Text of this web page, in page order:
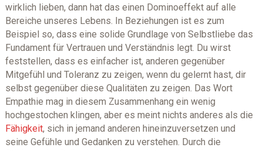
wirklich lieben, dann hat das einen Dominoeffekt auf alle
Bereiche unseres Lebens. In Beziehungen ist es zum
Beispiel so, dass eine solide Grundlage von Selbstliebe das
Fundament für Vertrauen und Verständnis legt. Du wirst
feststellen, dass es einfacher ist, anderen gegenüber
Mitgefühl und Toleranz zu zeigen, wenn du gelernt hast, dir
selbst gegenüber diese Qualitäten zu zeigen. Das Wort
Empathie mag in diesem Zusammenhang ein wenig
hochgestochen klingen, aber es meint nichts anderes als die
Fähigkeit, sich in jemand anderen hineinzuversetzen und
seine Gefühle und Gedanken zu verstehen. Durch die